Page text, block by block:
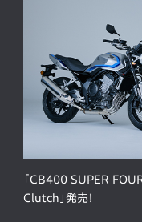
「CB400 SUPER
Clutch」発売！